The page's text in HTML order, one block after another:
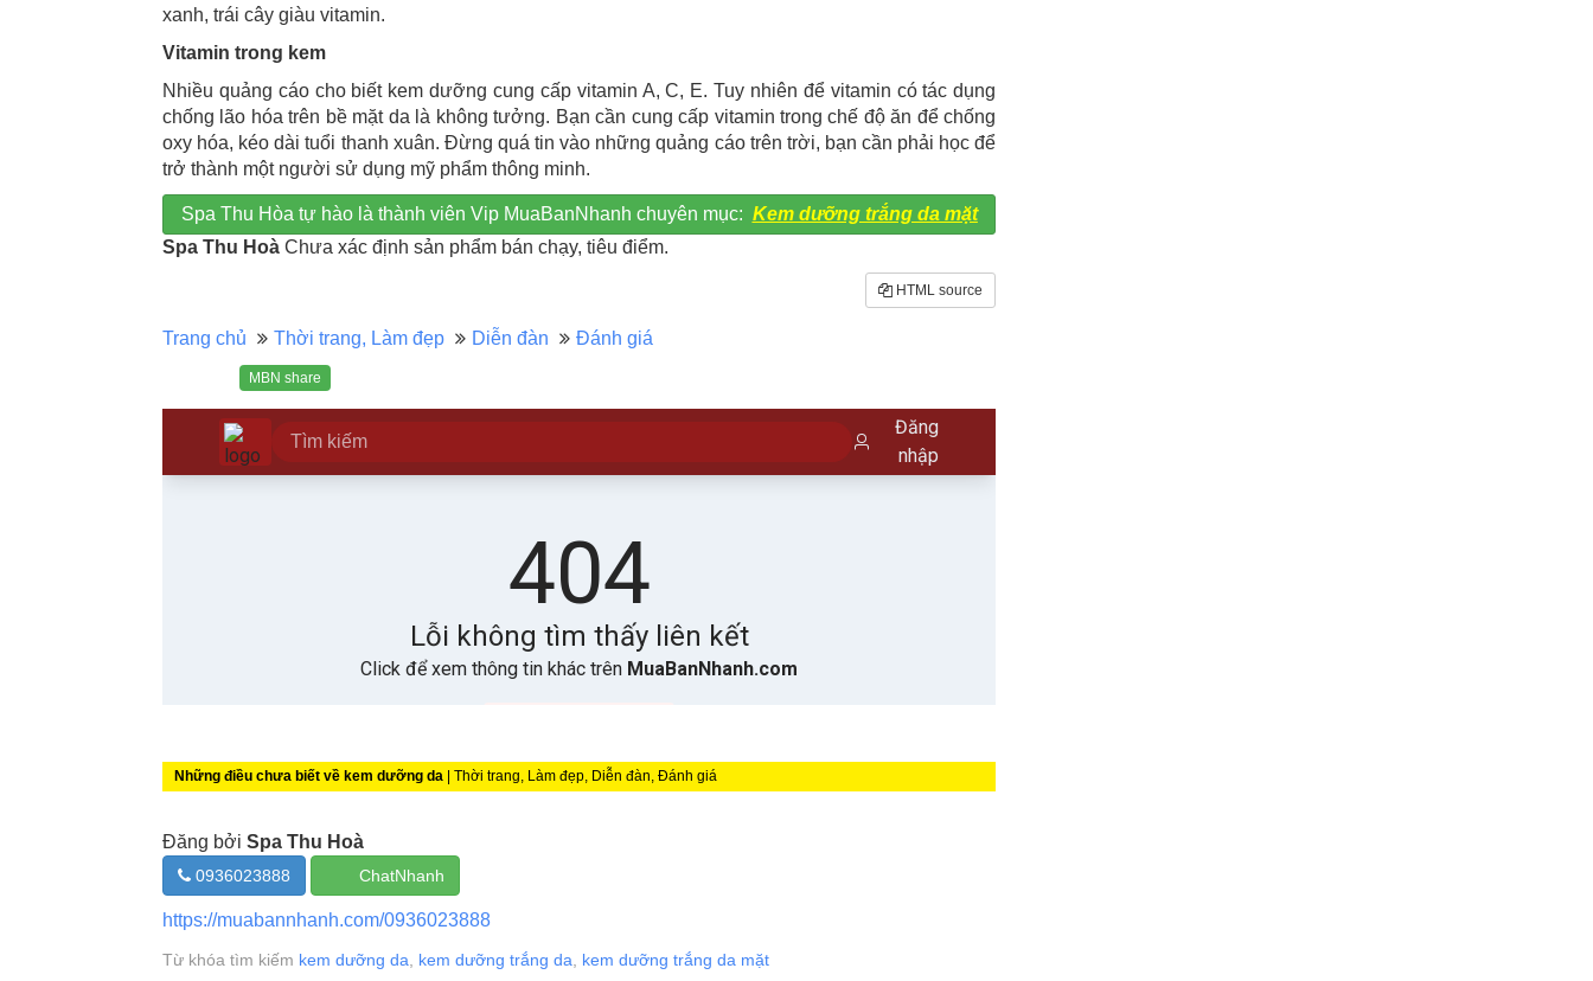
xanh, trái cây giàu vitamin.
Vitamin trong kem
Nhiều quảng cáo cho biết kem dưỡng cung cấp vitamin A, C, E. Tuy nhiên để vitamin có tác dụng
chống lão hóa trên bề mặt da là không tưởng. Bạn cần cung cấp vitamin trong chế độ ăn để chống
oxy hóa, kéo dài tuổi thanh xuân. Đừng quá tin vào những quảng cáo trên trời, bạn cần phải học để
trở thành một người sử dụng mỹ phẩm thông minh.
Spa Thu Hòa tự hào là thành viên Vip MuaBanNhanh chuyên mục: Kem dưỡng trắng da mặt
Spa Thu Hoà Chưa xác định sản phẩm bán chạy, tiêu điểm.
HTML source
Trang chủ Thời trang, Làm đẹp Diễn đàn Đánh giá
MBN share
Những điều chưa biết về kem dưỡng da | Thời trang, Làm đẹp, Diễn đàn, Đánh giá
Đăng bởi Spa Thu Hoà
0936023888 ChatNhanh
https://muabannhanh.com/0936023888
Từ khóa tìm kiếm kem dưỡng da kem dưỡng trắng da kem dưỡng trắng da mặt